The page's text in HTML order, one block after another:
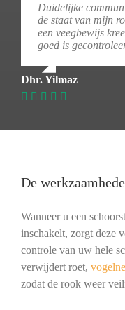
Duidelijke
de staat van mijn
een veegbewijs
goed is
Dhr. Yilmaz
De
Wanneer u een
inschakelt, zorgt deze
controle van uw hele
verwijdert roet,
zodat de rook weer